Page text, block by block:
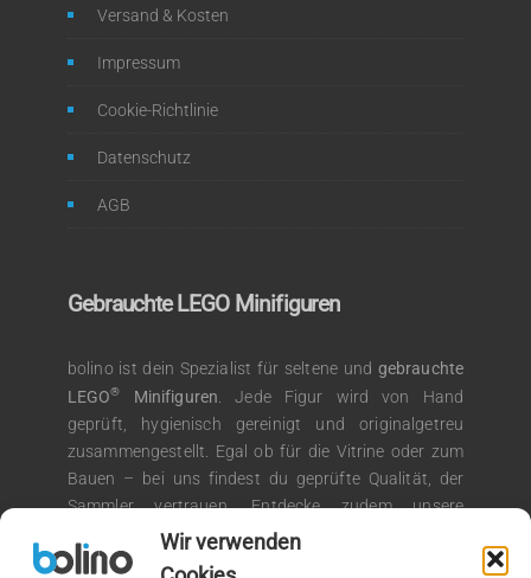
Wir verwenden
Versand & Kosten
Impressum
Cookie-Richtlinie
Datenschutz
AGB
Gebrauchte LEGO Minifiguren
bolino ist dein Spezialist für seltene und gebrauchte
LEGO® Minifiguren. Jede Figur wird von Hand
geprüft, hygienisch gereinigt und originalgetreu
zusammengestellt. Egal ob für die Vitrine oder zum
Bauen – bei uns findest du geprüfte Qualität, der
Sammler vertrauen. Entdecke zudem unsere
Auswahl an LEGO Kiloware für kreative
Bauprojekte.